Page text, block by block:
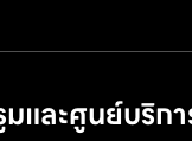
มและศูนย์บริ